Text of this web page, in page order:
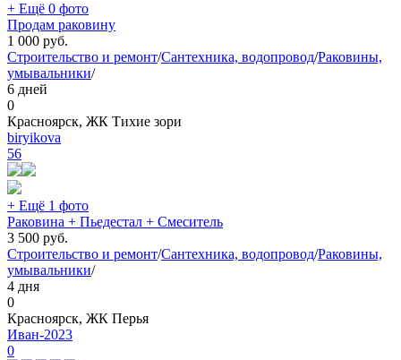
+ Ещё 0 фото
Продам раковину
1 000 руб.
Строительство и ремонт/Сантехника, водопровод/Раковины,
умывальники/
6 дней
0
Красноярск, ЖК Тихие зори
biryikova
56
+ Ещё 1 фото
Раковина + Пьедестал + Смеситель
3 500 руб.
Строительство и ремонт/Сантехника, водопровод/Раковины,
умывальники/
4 дня
0
Красноярск, ЖК Перья
Иван-2023
0